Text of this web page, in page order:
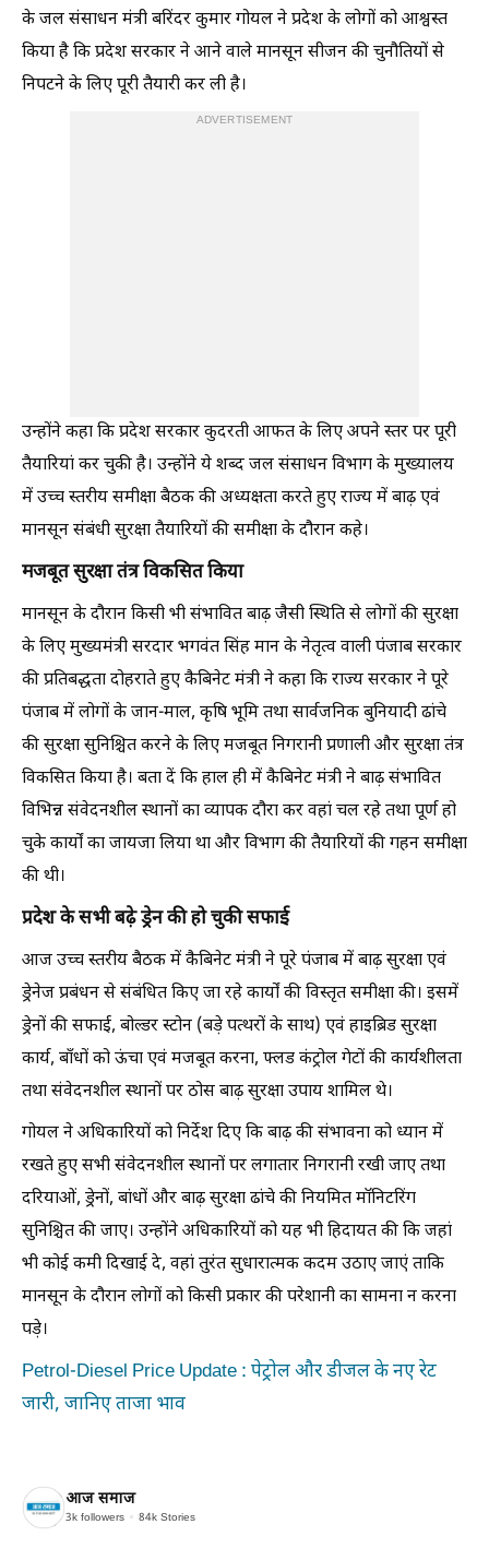
के जल संसाधन मंत्री बरिंदर कुमार गोयल ने प्रदेश के लोगों को आश्वस्त
किया है कि प्रदेश सरकार ने आने वाले मानसून सीजन की चुनौतियों से
निपटने के लिए पूरी तैयारी कर ली है।
ADVERTISEMENT
उन्होंने कहा कि प्रदेश सरकार कुदरती आफत के लिए अपने स्तर पर पूरी
तैयारियां कर चुकी है। उन्होंने ये शब्द जल संसाधन विभाग के मुख्यालय
में उच्च स्तरीय समीक्षा बैठक की अध्यक्षता करते हुए राज्य में बाढ़ एवं
मानसून संबंधी सुरक्षा तैयारियों की समीक्षा के दौरान कहे।
मजबूत सुरक्षा तंत्र विकसित किया
मानसून के दौरान किसी भी संभावित बाढ़ जैसी स्थिति से लोगों की सुरक्षा
के लिए मुख्यमंत्री सरदार भगवंत सिंह मान के नेतृत्व वाली पंजाब सरकार
की प्रतिबद्धता दोहराते हुए कैबिनेट मंत्री ने कहा कि राज्य सरकार ने पूरे
पंजाब में लोगों के जान-माल, कृषि भूमि तथा सार्वजनिक बुनियादी ढांचे
की सुरक्षा सुनिश्चित करने के लिए मजबूत निगरानी प्रणाली और सुरक्षा तंत्र
विकसित किया है। बता दें कि हाल ही में कैबिनेट मंत्री ने बाढ़ संभावित
विभिन्न संवेदनशील स्थानों का व्यापक दौरा कर वहां चल रहे तथा पूर्ण हो
चुके कार्यों का जायजा लिया था और विभाग की तैयारियों की गहन समीक्षा
की थी।
प्रदेश के सभी बढ़े ड्रेन की हो चुकी सफाई
आज उच्च स्तरीय बैठक में कैबिनेट मंत्री ने पूरे पंजाब में बाढ़ सुरक्षा एवं
ड्रेनेज प्रबंधन से संबंधित किए जा रहे कार्यों की विस्तृत समीक्षा की। इसमें
ड्रेनों की सफाई, बोल्डर स्टोन (बड़े पत्थरों के साथ) एवं हाइब्रिड सुरक्षा
कार्य, बाँधों को ऊंचा एवं मजबूत करना, फ्लड कंट्रोल गेटों की कार्यशीलता
तथा संवेदनशील स्थानों पर ठोस बाढ़ सुरक्षा उपाय शामिल थे।
गोयल ने अधिकारियों को निर्देश दिए कि बाढ़ की संभावना को ध्यान में
रखते हुए सभी संवेदनशील स्थानों पर लगातार निगरानी रखी जाए तथा
दरियाओं, ड्रेनों, बांधों और बाढ़ सुरक्षा ढांचे की नियमित मॉनिटरिंग
सुनिश्चित की जाए। उन्होंने अधिकारियों को यह भी हिदायत की कि जहां
भी कोई कमी दिखाई दे, वहां तुरंत सुधारात्मक कदम उठाए जाएं ताकि
मानसून के दौरान लोगों को किसी प्रकार की परेशानी का सामना न करना
पड़े।
Petrol-Diesel Price Update : पेट्रोल और डीजल के नए रेट
जारी, जानिए ताजा भाव
आज समाज
3k followers 84k Stories